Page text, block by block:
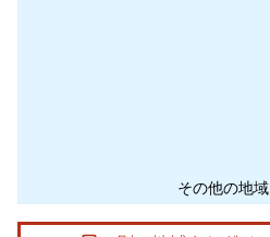
その他の地域